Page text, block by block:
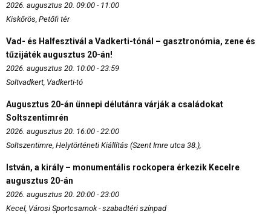
2026. augusztus 20. 09:00 - 11:00
Kiskőrös, Petőfi tér
Vad- és Halfesztivál a Vadkerti-tónál – gasztronómia, zene és
tűzijáték augusztus 20-án!
2026. augusztus 20. 10:00 - 23:59
Soltvadkert, Vadkerti-tó
Augusztus 20-án ünnepi délutánra várják a családokat
Soltszentimrén
2026. augusztus 20. 16:00 - 22:00
Soltszentimre, Helytörténeti Kiállítás (Szent Imre utca 38.),
István, a király – monumentális rockopera érkezik Kecelre
augusztus 20-án
2026. augusztus 20. 20:00 - 23:00
Kecel, Városi Sportcsarnok - szabadtéri színpad